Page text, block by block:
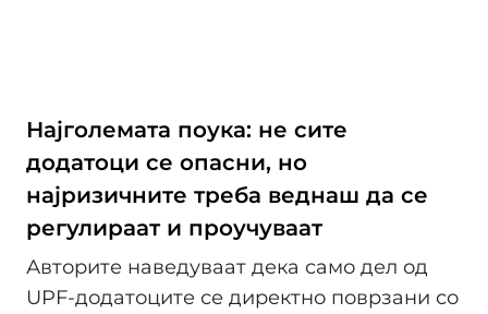
Најголемата поука: не сите
додатоци се опасни, но
најризичните треба веднаш да се
регулираат и проучуваат
Авторите наведуваат дека само дел од
UPF-додатоците се директно поврзани со